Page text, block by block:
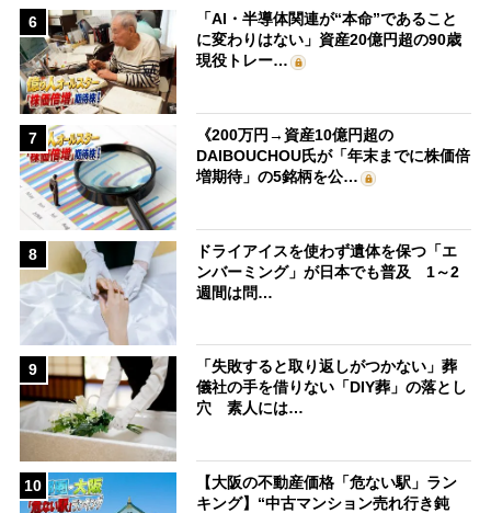
6
「AI・半導体関連が“本命”であること
に変わりはない」資産20億円超の90歳
現役トレー…
7
《200万円→資産10億円超の
DAIBOUCHOU氏が「年末までに株価倍
増期待」の5銘柄を公…
8
ドライアイスを使わず遺体を保つ「エ
ンバーミング」が日本でも普及 1～2
週間は問…
9
「失敗すると取り返しがつかない」葬
儀社の手を借りない「DIY葬」の落とし
穴 素人には…
10
【大阪の不動産価格「危ない駅」ラン
キング】“中古マンション売れ行き鈍